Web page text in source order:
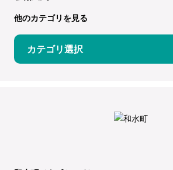
他のカテゴリを見る
カテゴリ選択